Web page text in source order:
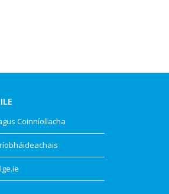
Coinníollacha